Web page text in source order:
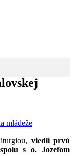
mládeže
viedli prvú
s o. Jozefom